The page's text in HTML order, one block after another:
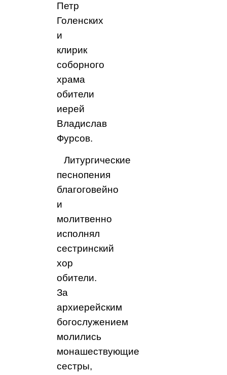
Петр
Голенских
и
клирик
соборного
храма
обители
иерей
Владислав
Фурсов.
Литургические
песнопения
благоговейно
и
молитвенно
исполнял
сестринский
хор
обители.
За
архиерейским
богослужением
молились
монашествующие
сестры,